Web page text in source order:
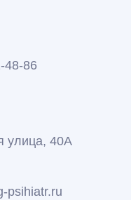
48-86
улица, 40А
psihiatr.ru